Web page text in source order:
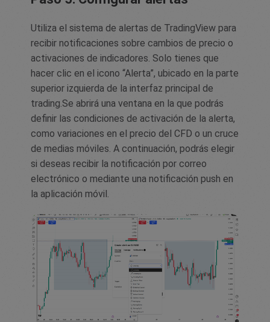
Utiliza el sistema de alertas de TradingView para
recibir notificaciones sobre cambios de precio o
activaciones de indicadores. Solo tienes que
hacer clic en el icono “Alerta”, ubicado en la parte
superior izquierda de la interfaz principal de
trading.Se abrirá una ventana en la que podrás
definir las condiciones de activación de la alerta,
como variaciones en el precio del CFD o un cruce
de medias móviles. A continuación, podrás elegir
si deseas recibir la notificación por correo
electrónico o mediante una notificación push en
la aplicación móvil.